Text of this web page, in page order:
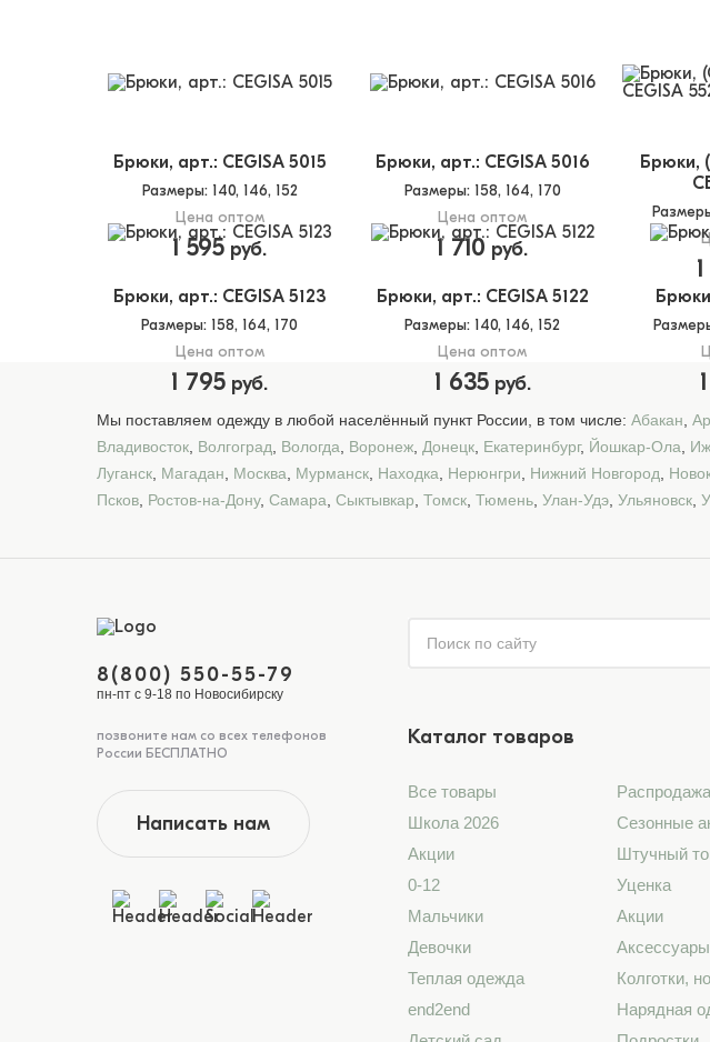
Брюки, арт.: CEGISA 5015
Размеры: 140, 146, 152
Цена оптом
1 595 руб.
Брюки, арт.: CEGISA 5016
Размеры: 158, 164, 170
Цена оптом
1 710 руб.
Брюки,
Брюки, арт.: CEGISA 5123
Размеры: 158, 164, 170
Цена оптом
1 795 руб.
Брюки, арт.: CEGISA 5122
Размеры: 140, 146, 152
Цена оптом
1 635руб.
Мы поставляем одежду в любой населённый пункт России, в том числе: Абакан
Владивосток Волгоград Вологда Воронеж Донецк Екатеринбург, Йошкар-Ола
Луганск Магадан Москва Мурманск Находка Нерюнгри Нижний Новгород
Псков Ростов-на-Дону, Самара Сыктывкар Томск Тюмень Улан-Удэ Ульяновск
8(800) 550-55-79
пн-пт с 9-18 по Новосибирску
позвоните нам со всех телефонов
России БЕСПЛАТНО
Написать нам
Каталог товаров
Все товары
Школа 2026
Акции
0-12
Мальчики
Девочки
Теплая одежда
end2end
Распродажа
Сезонные
Штучный
Уценка
Акции
Аксессуары
Колготки,
Нарядная